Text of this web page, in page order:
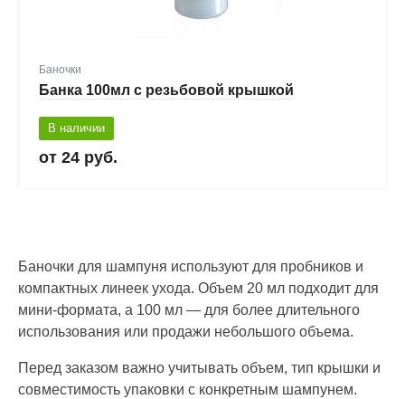
Баночки
Банка 100мл с резьбовой крышкой
В наличии
24 руб.
Баночки для шампуня используют для пробников и
компактных линеек ухода. Объем 20 мл подходит для
мини-формата, а 100 мл — для более длительного
использования или продажи небольшого объема.
Перед заказом важно учитывать объем, тип крышки и
совместимость упаковки с конкретным шампунем.